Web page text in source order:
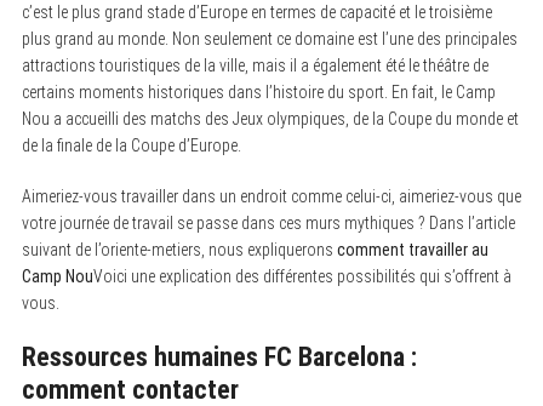
c’est le plus grand stade d’Europe en termes de capacité et le troisième
plus grand au monde. Non seulement ce domaine est l’une des principales
attractions touristiques de la ville, mais il a également été le théâtre de
certains moments historiques dans l’histoire du sport. En fait, le Camp
Nou a accueilli des matchs des Jeux olympiques, de la Coupe du monde et
de la finale de la Coupe d’Europe.
Aimeriez-vous travailler dans un endroit comme celui-ci, aimeriez-vous que
votre journée de travail se passe dans ces murs mythiques ? Dans l’article
suivant de l’oriente-metiers, nous expliquerons comment travailler au
Camp NouVoici une explication des différentes possibilités qui s’offrent à
vous.
Ressources humaines FC Barcelona :
comment contacter